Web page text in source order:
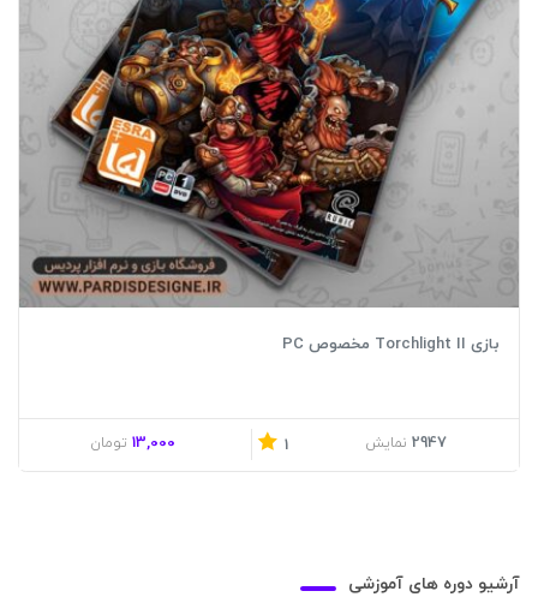
بازی Torchlight II مخصوص PC
2947 نمایش 1
13,000 تومان
آرشیو دوره های آموزشی